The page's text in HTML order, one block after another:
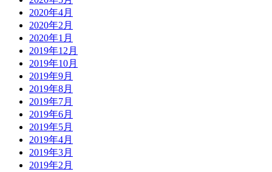
2020年4月
2020年2月
2020年1月
2019年12月
2019年10月
2019年9月
2019年8月
2019年7月
2019年6月
2019年5月
2019年4月
2019年3月
2019年2月